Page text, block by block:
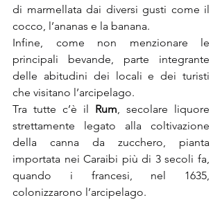
di marmellata dai diversi gusti come il
cocco, l’ananas e la banana.
Infine, come non menzionare le
principali bevande, parte integrante
delle abitudini dei locali e dei turisti
che visitano l’arcipelago.
Tra tutte c’è il Rum, secolare liquore
strettamente legato alla coltivazione
della canna da zucchero, pianta
importata nei Caraibi più di 3 secoli fa,
quando i francesi, nel 1635,
colonizzarono l’arcipelago.